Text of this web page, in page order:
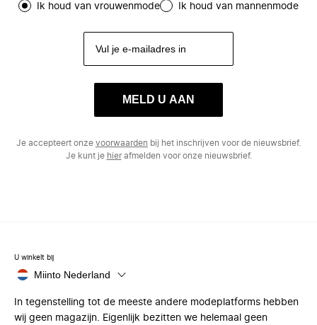
Ik houd van vrouwenmode Ik houd van mannenmode
MELD U AAN
Je accepteert onze voorwaarden bij het inschrijven voor de nieuwsbrief.
Je kunt je hierafmelden voor onze nieuwsbrief.
U winkelt bij
Miinto Nederland
In tegenstelling tot de meeste andere modeplatforms hebben
wij geen magazijn. Eigenlijk bezitten we helemaal geen